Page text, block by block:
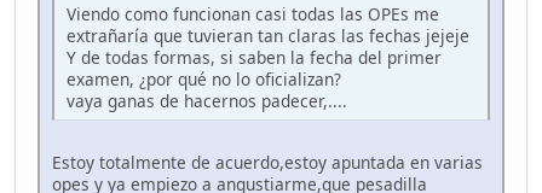
Viendo como funcionan casi todas las OPEs me
extrañaría que tuvieran tan claras las fechas jejeje
Y de todas formas, si saben la fecha del primer
examen, ¿por qué no lo oficializan?
vaya ganas de hacernos padecer,....
Estoy totalmente de acuerdo,estoy apuntada en varias
opes y ya empiezo a angustiarme,que pesadilla